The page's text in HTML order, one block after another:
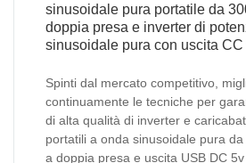
sinusoidale pura portatile da
doppia presa e inverter di
sinusoidale pura con uscita CC
Spinti dal mercato competitivo,
continuamente le tecniche per
di alta qualità di inverter e
portatili a onda sinusoidale pura
a doppia presa e uscita USB DC